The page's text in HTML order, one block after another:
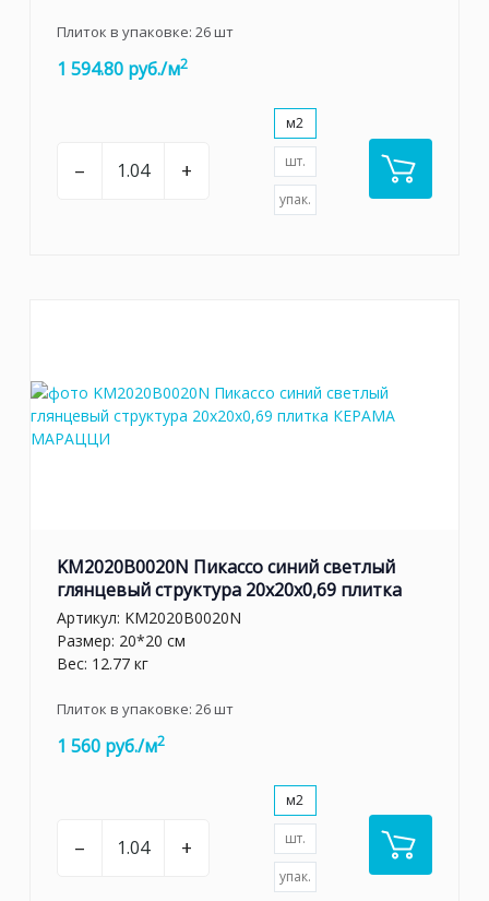
Плиток в упаковке: 26шт
1 594.80 руб./м2
– +
м2
шт.
упак.
KM2020B0020N Пикассо синий светлый
глянцевый структура 20x20x0,69 плитка
Артикул: KM2020B0020N
Размер: 20*20 см
Вес: 12.77 кг
Плиток в упаковке: 26шт
1 560 руб./м2
– +
м2
шт.
упак.